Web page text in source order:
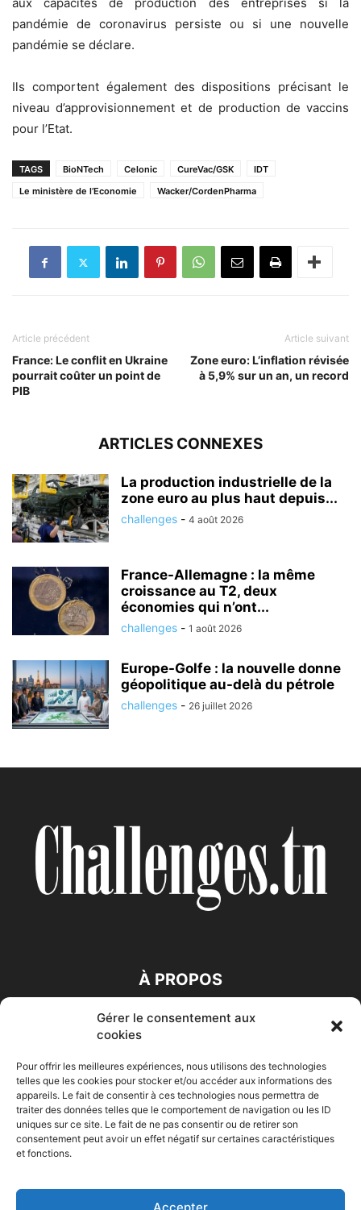
Gérer le consentement aux
cookies
Pour offrir les meilleures expériences, nous utilisons des technologies
telles que les cookies pour stocker et/ou accéder aux informations des
appareils. Le fait de consentir à ces technologies nous permettra de
traiter des données telles que le comportement de navigation ou les ID
uniques sur ce site. Le fait de ne pas consentir ou de retirer son
consentement peut avoir un effet négatif sur certaines caractéristiques
et fonctions.
Accepter
pandémie de coronavirus persiste ou si une nouvelle
pandémie se déclare.
Ils comportent également des dispositions précisant le
niveau d’approvisionnement et de production de vaccins
pour l’Etat.
TAGS BioNTech Celonic CureVac/GSK
IDT
Le ministère de l’Economie
Wacker/CordenPharma
Article précédent
France: Le conflit en Ukraine
pourrait coûter un point de
PIB
Article suivant
Zone euro: L’inflation révisée
à 5,9% sur un an, un record
ARTICLES CONNEXES
La production industrielle de la
zone euro au plus haut depuis...
challenges - 4 août 2026
France-Allemagne : la même
croissance au T2, deux
économies qui n’ont...
challenges - 1 août 2026
Europe-Golfe : la nouvelle donne
géopolitique au-delà du pétrole
challenges - 26 juillet 2026
À PROPOS
SUIVEZ NOUS
Accueil Economie Entreprises Entrepreneur Afrique
HIGH-TECH Auto-Moto